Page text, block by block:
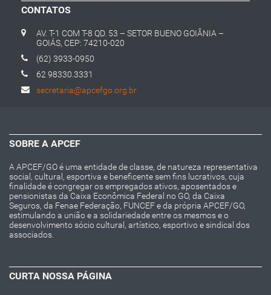
CONTATOS
AV. T-1 COM T-8 QD. 53 – SETOR BUENO GOIÂNIA –
GOIÁS, CEP: 74210-020
(62) 3933-0950
62 98330.3331
secretaria@apcefgo.org.br
SOBRE A APCEF
A APCEF/GO é uma entidade de classe, de natureza representativa
social, cultural, esportiva e beneficente sem fins lucrativos, cuja
finalidade é congregar os empregados ativos, aposentados e
pensionistas da Caixa Econômica Federal no GO, da Caixa
Seguros, da Fenae Federação, FUNCEF e da própria APCEF/GO,
estimulando a união e a solidariedade entre os mesmos e o
desenvolvimento sócio cultural, artístico, esportivo e sindical dos
associados.
CURTA NOSSA PÁGINA